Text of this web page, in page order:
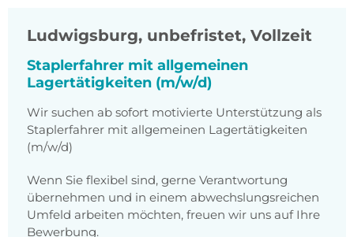
Ludwigsburg, unbefristet, Vollzeit
Staplerfahrer mit allgemeinen
Lagertätigkeiten (m/w/d)
Wir suchen ab sofort motivierte Unterstützung als
Staplerfahrer mit allgemeinen Lagertätigkeiten
(m/w/d)
Wenn Sie flexibel sind, gerne Verantwortung
übernehmen und in einem abwechslungsreichen
Umfeld arbeiten möchten, freuen wir uns auf Ihre
Bewerbung.